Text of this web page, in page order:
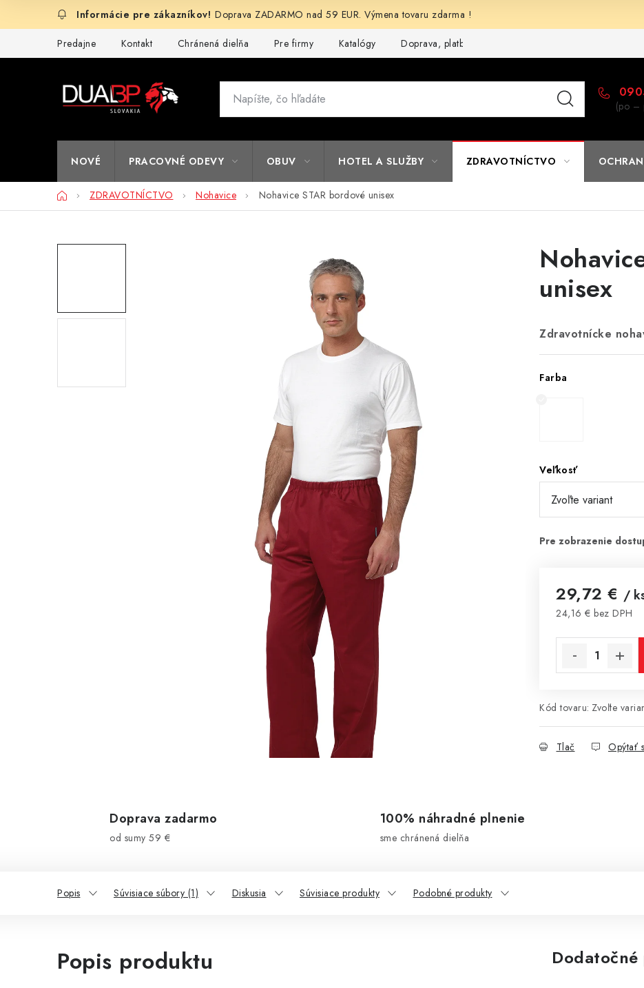
Doprava ZADARMO nad 59 EUR. Výmena tovaru zdarma !
Predajne Kontakt Chránená dielňa Pre firmy Katalógy Doprava, platba a zľavy Formulár
(po –
NOVÉ PRACOVNÉ ODEVY OBUV HOTEL A SLUŽBY ZDRAVOTNÍCTVO
DomovZDRAVOTNÍCTVO Nohavice Nohavice STAR bordové unisex
unisex
Zdravotnícke
Farba
Veľkosť
29,72 € /
24,16 € bez DPH
Kód tovaru: Zvoľte
Tlač Opýtať
Doprava zadarmo
od sumy 59 €
100% náhradné plnenie
sme chránená dielňa
Popis Súvisiace súbory (1) Diskusia Súvisiace produkty Podobné produkty
Popis produktu